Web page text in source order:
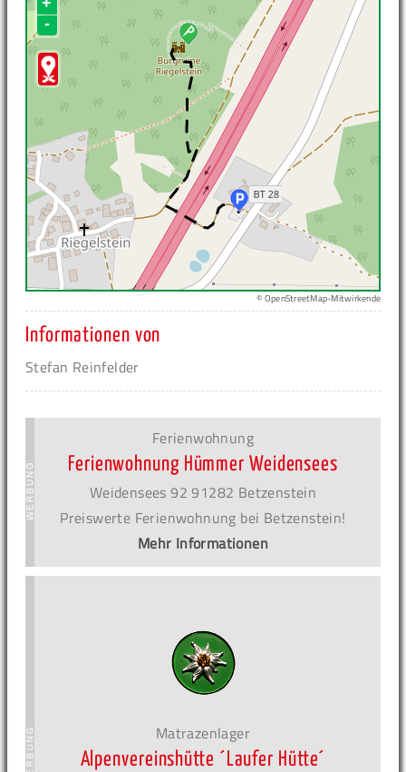
-
© OpenStreetMap-Mitwirkende
Informationen von
Stefan Reinfelder
Ferienwohnung
Ferienwohnung Hümmer Weidensees
Weidensees 92 91282 Betzenstein
Preiswerte Ferienwohnung bei Betzenstein!
Mehr Informationen
Matrazenlager
Alpenvereinshütte ´Laufer Hütte´